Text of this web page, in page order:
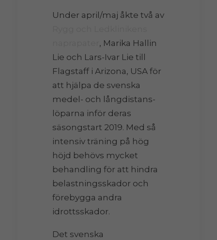
Under april/maj åkte två av
, Marika Hallin
Lie och Lars-Ivar Lie till
Flagstaff i Arizona, USA för
att hjälpa de svenska
medel- och långdistans-
löparna inför deras
säsongstart 2019. Med så
intensiv träning på hög
höjd behövs mycket
behandling för att hindra
belastningsskador och
förebygga andra
idrottsskador.
Det svenska